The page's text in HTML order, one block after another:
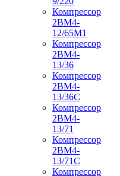
Компрессор
2ВМ4-
12/65М1
Компрессор
2ВМ4-
13/36
Компрессор
2ВМ4-
13/36С
Компрессор
2ВМ4-
13/71
Компрессор
2ВМ4-
13/71С
Компрессор